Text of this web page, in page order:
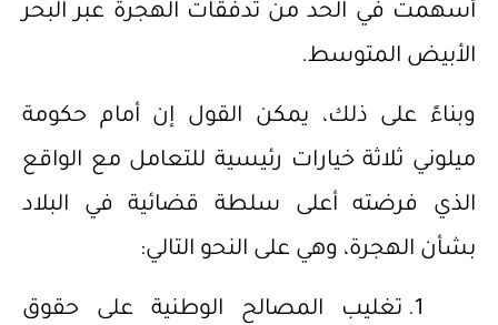
أسهمت في الحد من تدفقات الهجرة عبر البحر
الأبيض المتوسط.
وبناءً على ذلك، يمكن القول إن أمام حكومة
ميلوني ثلاثة خيارات رئيسية للتعامل مع الواقع
الذي فرضته أعلى سلطة قضائية في البلاد
بشأن الهجرة، وهي على النحو التالي:
تغليب المصالح الوطنية على حقوق